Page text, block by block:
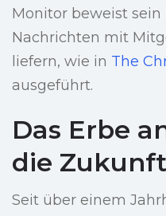
Monitor beweist
Nachrichten mit
liefern, wie in The
ausgeführt.
Das Erbe
die
Seit über einem